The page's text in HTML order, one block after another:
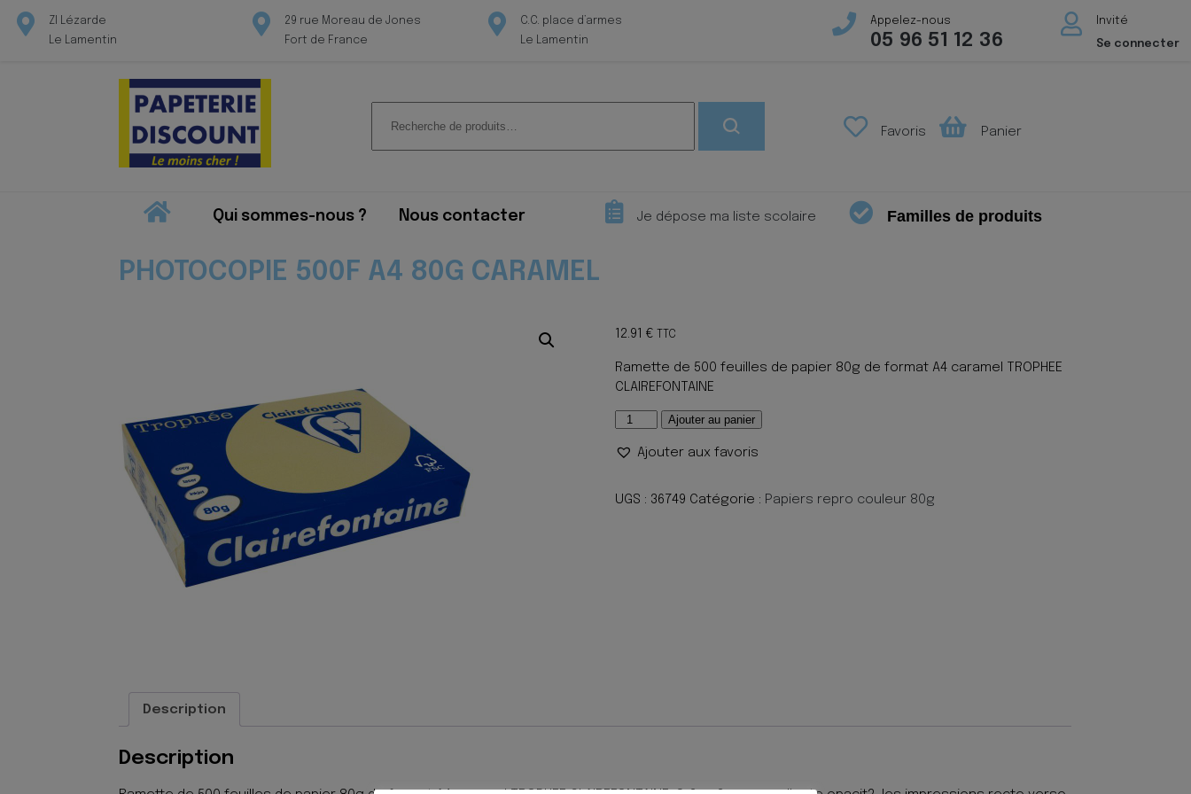
ZI Lézarde
Le Lamentin
29 rue Moreau de Jones
Fort de France
C.C. place d’armes
Le Lamentin
Appelez-nous
05 96 51 12 36
Invité
Se connecter
pour :
Favoris Panier
Qui sommes-nous ? Nous contacter Je dépose ma liste scolaire Familles de produits
PHOTOCOPIE 500F A4 80G CARAMEL
12.91 € TTC
Ramette de 500 feuilles de papier 80g de format A4 caramel TROPHEE
CLAIREFONTAINE
quantité
PHOTOCOPIE
A4
Ajouter au panier
Ajouter aux favoris
UGS : 36749 Catégorie : Papiers repro couleur 80g
Description
Description